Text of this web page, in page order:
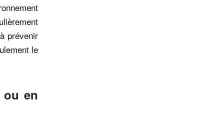
prévenir
le
en